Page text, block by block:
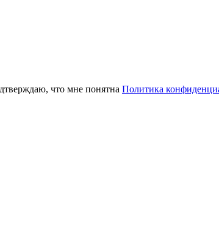
что мне понятна Политика